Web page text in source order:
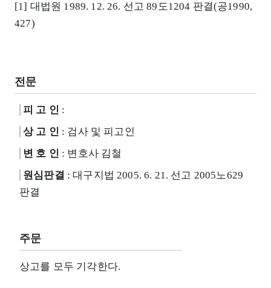
[1] 대법원 1989. 12. 26. 선고 89도1204 판결(공1990,
427)
전문
피 고 인 :
상 고 인 : 검사 및 피고인
변 호 인 : 변호사 김철
원심판결 : 대구지법 2005. 6. 21. 선고 2005노629
판결
주문
상고를 모두 기각한다.